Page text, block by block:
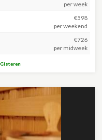
per week
€598
per weekend
€726
per midweek
Gisteren